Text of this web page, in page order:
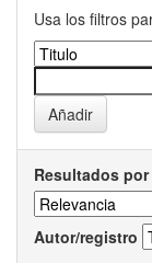
Usa los filtros
Resultados
Autor/registro